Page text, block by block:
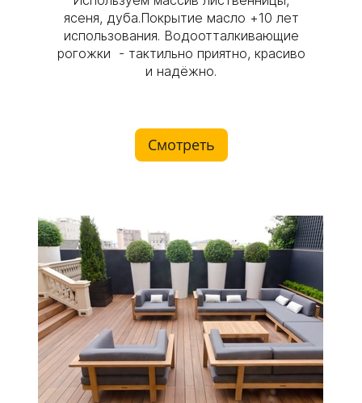
Retro семейная зона
комфорта
ясеня, дуба.Покрытие масло +10 лет
использования. Водоотталкивающие
рогожки - тактильно приятно, красиво
и надёжно.
Смотреть